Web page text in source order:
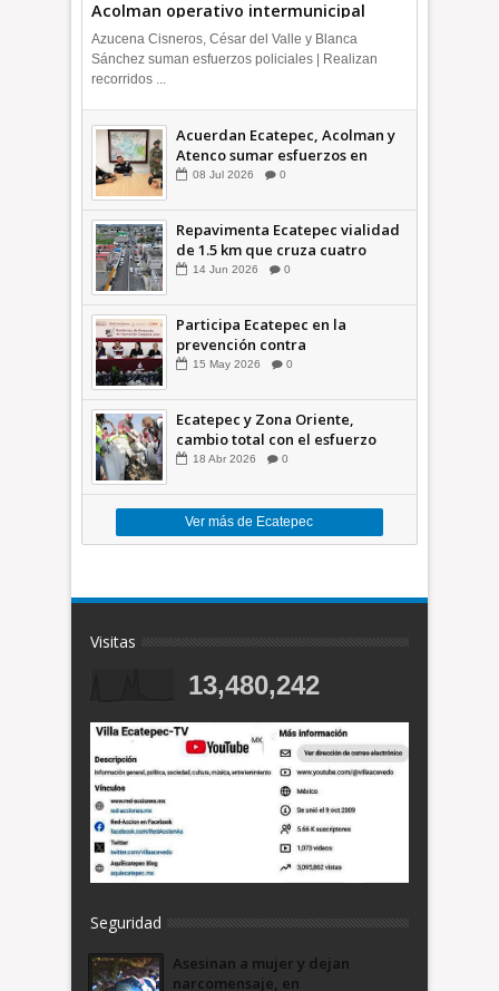
Acolman operativo intermunicipal
Azucena Cisneros, César del Valle y Blanca
Sánchez suman esfuerzos policiales | Realizan
recorridos ...
Acuerdan Ecatepec, Acolman y
Atenco sumar esfuerzos en
seguridad
08 Jul 2026 0
Repavimenta Ecatepec vialidad
de 1.5 km que cruza cuatro
comunidades +Video
14 Jun 2026 0
Participa Ecatepec en la
prevención contra
inundaciones en el Valle de
15 May 2026 0
Ecatepec y Zona Oriente,
cambio total con el esfuerzo
conjunto: Azucena; retiran 21
18 Abr 2026 0
Ver más de Ecatepec
Visitas
13,480,242
Seguridad
Asesinan a mujer y dejan
narcomensaje, en